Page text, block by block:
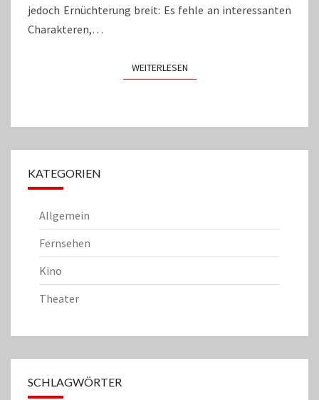
jedoch Ernüchterung breit: Es fehle an interessanten
Charakteren,…
WEITERLESENWEITERLESEN
KATEGORIEN
Allgemein
Fernsehen
Kino
Theater
SCHLAGWÖRTER